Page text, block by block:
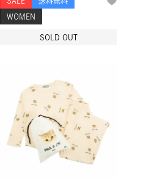
WOMEN
SOLD OUT